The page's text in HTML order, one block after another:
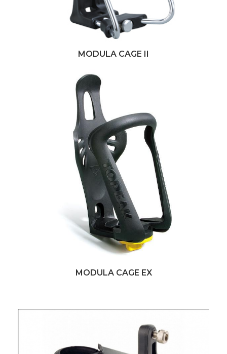
MODULA CAGE II
MODULA CAGE EX